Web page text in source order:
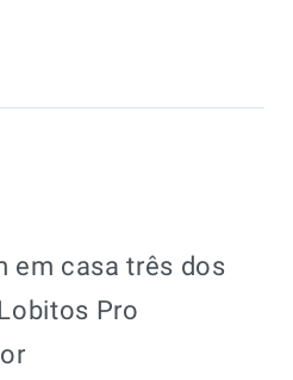
em casa três dos
Pro